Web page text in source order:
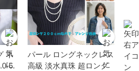
ネ
6.
パール ロングネックレス
高級 淡水真珠 超ロング